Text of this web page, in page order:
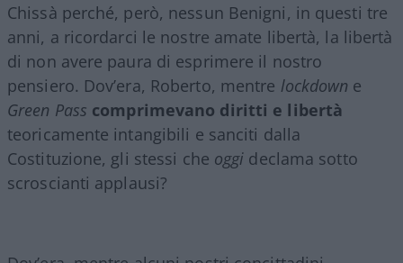
Chissà perché, però, nessun Benigni, in questi tre
anni, a ricordarci le nostre amate libertà, la libertà
di non avere paura di esprimere il nostro
pensiero. Dov’era, Roberto, mentre lockdown e
Green Pass comprimevano diritti e libertà
teoricamente intangibili e sanciti dalla
Costituzione, gli stessi che oggi declama sotto
scroscianti applausi?